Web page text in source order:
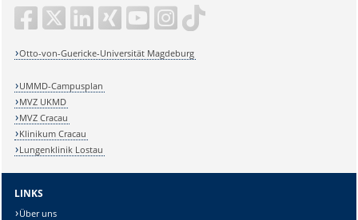
Otto-von-Guericke-Universität Magdeburg
UMMD-Campusplan
MVZ UKMD
MVZ Cracau
Klinikum Cracau
Lungenklinik Lostau
LINKS
Über uns